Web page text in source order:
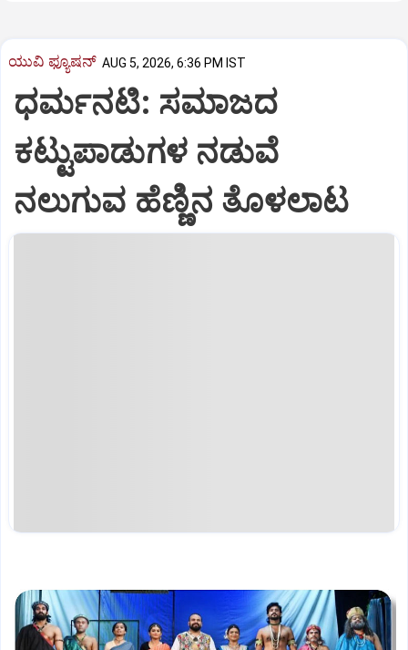
ಯುವಿ ಫ್ಯೂಷನ್ AUG 5, 2026, 6:36 PM IST
ಧರ್ಮನಟಿ: ಸಮಾಜದ
ಕಟ್ಟುಪಾಡುಗಳ ನಡುವೆ
ನಲುಗುವ ಹೆಣ್ಣಿನ ತೊಳಲಾಟ